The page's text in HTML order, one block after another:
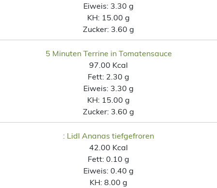
Eiweis: 3.30 g
KH: 15.00 g
Zucker: 3.60 g
5 Minuten Terrine in Tomatensauce
97.00 Kcal
Fett: 2.30 g
Eiweis: 3.30 g
KH: 15.00 g
Zucker: 3.60 g
: Lidl Ananas tiefgefroren
42.00 Kcal
Fett: 0.10 g
Eiweis: 0.40 g
KH: 8.00 g